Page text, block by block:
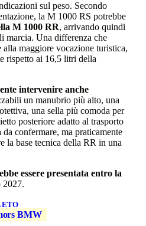
sul peso. Secondo
la M 1000 RS potrebbe
M 1000 RR, arrivando quindi
marcia. Una differenza che
alla maggiore vocazione turistica,
rispetto ai 16,5 litri della
intervenire anche
un manubrio più alto, una
una sella più comoda per
posteriore adatto al trasporto
confermare, ma praticamente
la base tecnica della RR in una
essere presentata entro la
2027.
BMW